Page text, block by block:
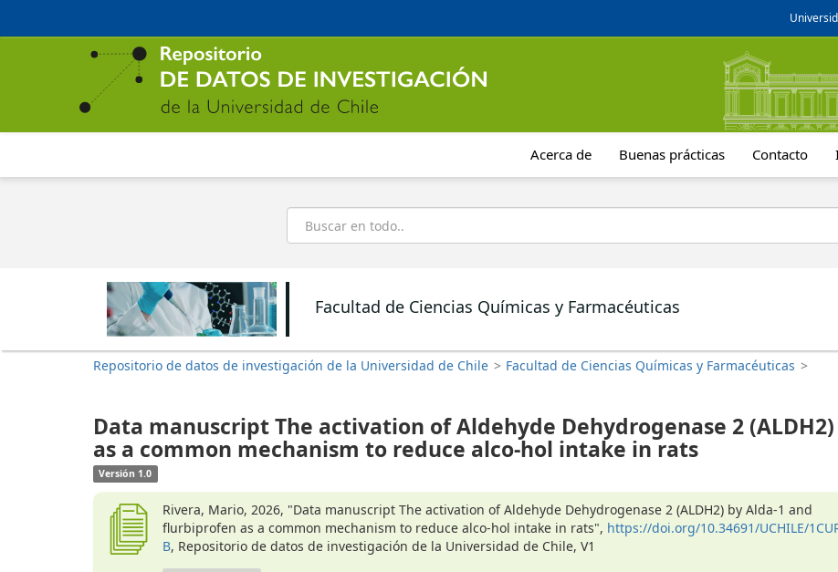
contenido
Acerca de Buenas prácticas Contacto
Buscar
Facultad de Ciencias Químicas y Farmacéuticas
Repositorio de datos de investigación de la Universidad de Chile > Facultad de Ciencias Químicas y Farmacéuticas >
Data manuscript The activation of Aldehyde Dehydrogenase 2
as a common mechanism to reduce alco-hol intake in rats
Versión 1.0
Rivera, Mario, 2026, "Data manuscript The activation of Aldehyde Dehydrogenase 2 (ALDH2) by Alda-1 and
flurbiprofen as a common mechanism to reduce alco-hol intake in rats", https://doi.org/10.34691/UCHILE/
B, Repositorio de datos de investigación de la Universidad de Chile, V1